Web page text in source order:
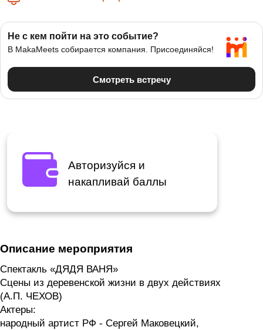
Авторизуйся и
накапливай баллы
Описание мероприятия
Спектакль «ДЯДЯ ВАНЯ»
Сцены из деревенской жизни в двух действиях
(А.П. ЧЕХОВ)
Актеры:
народный артист РФ - Сергей Маковецкий,